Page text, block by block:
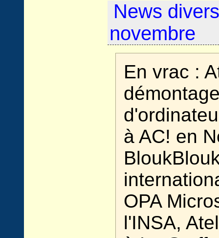
News
novembre
En vrac :
à AC! en
OPA
l'INSA,